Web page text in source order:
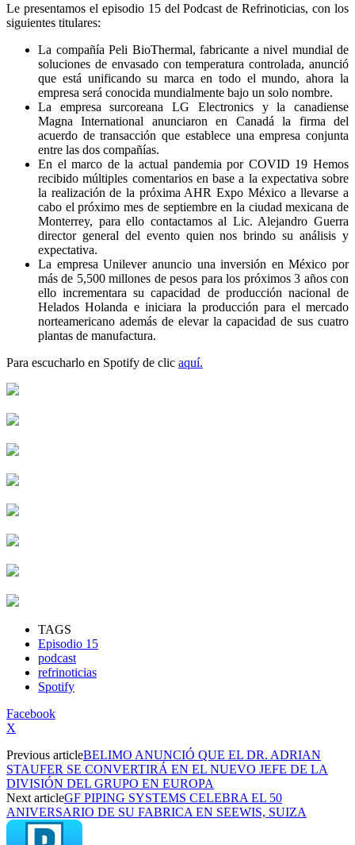
Le presentamos el episodio 15 del Podcast de Refrinoticias, con los
siguientes titulares:
La compañía Peli BioThermal, fabricante a nivel mundial de
soluciones de envasado con temperatura controlada, anunció
que está unificando su marca en todo el mundo, ahora la
empresa será conocida mundialmente bajo un solo nombre.
La empresa surcoreana LG Electronics y la canadiense
Magna International anunciaron en Canadá la firma del
acuerdo de transacción que establece una empresa conjunta
entre las dos compañías.
En el marco de la actual pandemia por COVID 19 Hemos
recibido múltiples comentarios en base a la expectativa sobre
la realización de la próxima AHR Expo México a llevarse a
cabo el próximo mes de septiembre en la ciudad mexicana de
Monterrey, para ello contactamos al Lic. Alejandro Guerra
director general del evento quien nos brindo su análisis y
expectativa.
La empresa Unilever anuncio una inversión en México por
más de 5,500 millones de pesos para los próximos 3 años con
ello incrementara su capacidad de producción nacional de
Helados Holanda e iniciara la producción para el mercado
norteamericano además de elevar la capacidad de sus cuatro
plantas de manufactura.
Para escucharlo en Spotify de clic aquí.
TAGS
Episodio 15
podcast
refrinoticias
Spotify
Facebook
X
Previous articleBELIMO ANUNCIÓ QUE EL DR. ADRIAN
STAUFER SE CONVERTIRÁ EN EL NUEVO JEFE DE LA
DIVISIÓN DEL GRUPO EN EUROPA
Next articleGF PIPING SYSTEMS CELEBRA EL 50
ANIVERSARIO DE SU FABRICA EN SEEWIS, SUIZA